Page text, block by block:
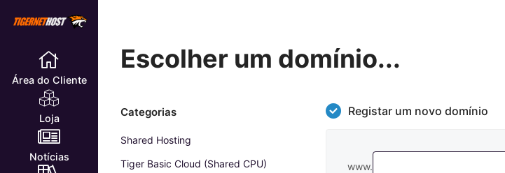
Área do Cliente
Loja
Notícias
Escolher um domínio...
Categorias
Shared Hosting
Tiger Basic Cloud (Shared CPU)
Registar um novo domínio
www.